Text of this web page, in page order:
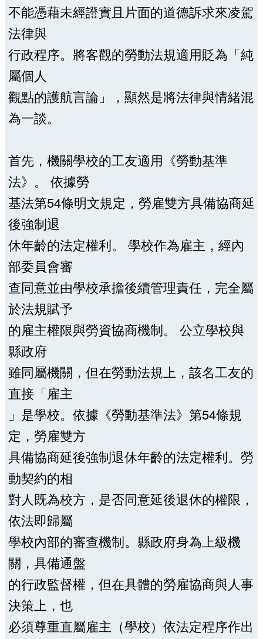
不能憑藉未經證實且片面的道德訴求來凌駕
法律與
行政程序。將客觀的勞動法規適用貶為「純
屬個人
觀點的護航言論」，顯然是將法律與情緒混
為一談。
首先，機關學校的工友適用《勞動基準
法》。 依據勞
基法第54條明文規定，勞雇雙方具備協商延
後強制退
休年齡的法定權利。 學校作為雇主，經內
部委員會審
查同意並由學校承擔後續管理責任，完全屬
於法規賦予
的雇主權限與勞資協商機制。 公立學校與
縣政府
雖同屬機關，但在勞動法規上，該名工友的
直接「雇主
」是學校。依據《勞動基準法》第54條規
定，勞雇雙方
具備協商延後強制退休年齡的法定權利。勞
動契約的相
對人既為校方，是否同意延後退休的權限，
依法即歸屬
學校內部的審查機制。縣政府身為上級機
關，具備通盤
的行政監督權，但在具體的勞雇協商與人事
決策上，也
必須尊重直屬雇主（學校）依法定程序作出